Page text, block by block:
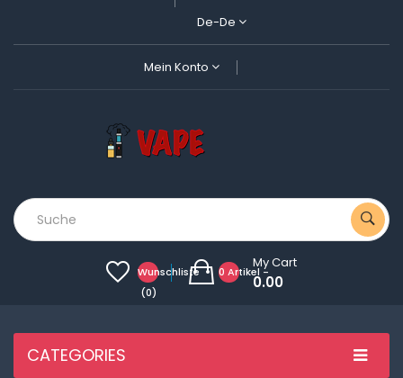
De-De
Mein Konto
Wunschliste
(0)
0 Artikel -
My Cart
0.00
CATEGORIES